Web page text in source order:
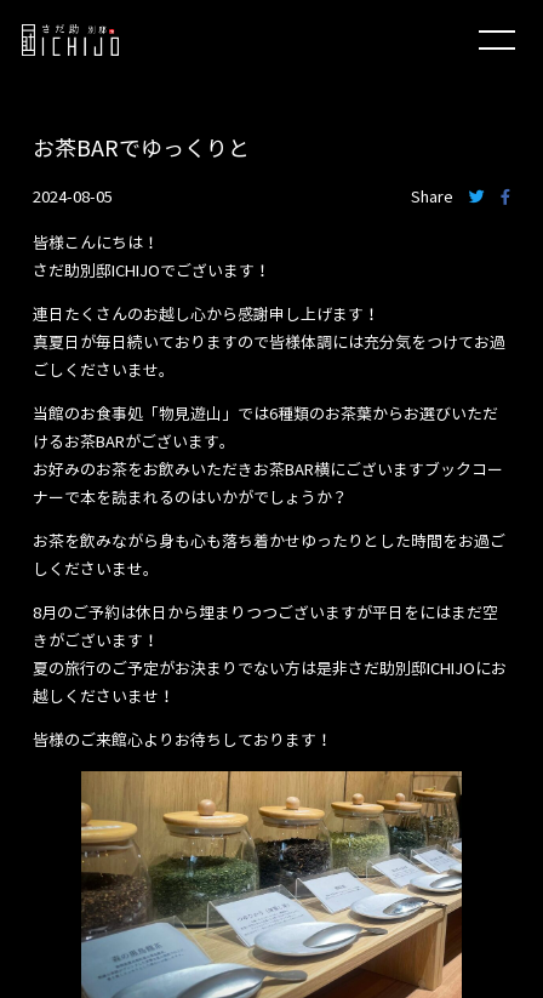
お茶BARでゆっくりと
2024-08-05 Share
皆様こんにちは！
さだ助別邸ICHIJOでございます！
連日たくさんのお越し心から感謝申し上げます！
真夏日が毎日続いておりますので皆様体調には充分気をつけてお過
ごしくださいませ。
当館のお食事処「物見遊山」では6種類のお茶葉からお選びいただ
けるお茶BARがございます。
お好みのお茶をお飲みいただきお茶BAR横にございますブックコー
ナーで本を読まれるのはいかがでしょうか？
お茶を飲みながら身も心も落ち着かせゆったりとした時間をお過ご
しくださいませ。
8月のご予約は休日から埋まりつつございますが平日をにはまだ空
きがございます！
夏の旅行のご予定がお決まりでない方は是非さだ助別邸ICHIJOにお
越しくださいませ！
皆様のご来館心よりお待ちしております！